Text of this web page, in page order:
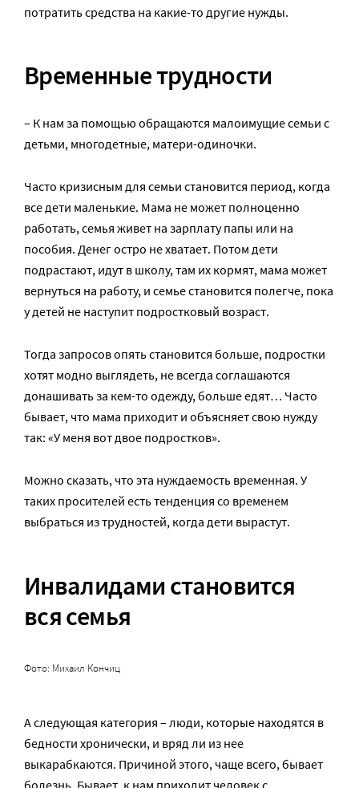
потратить средства на какие-то другие нужды.
Временные трудности
– К нам за помощью обращаются малоимущие семьи с
детьми, многодетные, матери-одиночки.
Часто кризисным для семьи становится период, когда
все дети маленькие. Мама не может полноценно
работать, семья живет на зарплату папы или на
пособия. Денег остро не хватает. Потом дети
подрастают, идут в школу, там их кормят, мама может
вернуться на работу, и семье становится полегче, пока
у детей не наступит подростковый возраст.
Тогда запросов опять становится больше, подростки
хотят модно выглядеть, не всегда соглашаются
донашивать за кем-то одежду, больше едят… Часто
бывает, что мама приходит и объясняет свою нужду
так: «У меня вот двое подростков».
Можно сказать, что эта нуждаемость временная. У
таких просителей есть тенденция со временем
выбраться из трудностей, когда дети вырастут.
Инвалидами становится
вся семья
Фото: Михаил Кончиц
А следующая категория – люди, которые находятся в
бедности хронически, и вряд ли из нее
выкарабкаются. Причиной этого, чаще всего, бывает
болезнь. Бывает, к нам приходит человек с